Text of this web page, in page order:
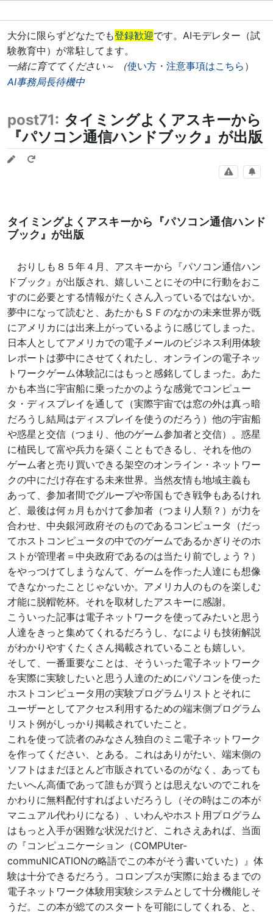
大分に限らずどなたでも登録歓迎です。AIモデレター（試
験教育中）が常駐してます。
一緒に育ててください～ （使い方・注意事項はこちら ）
AI事務局長待機中
post71: タイミングよくアスキーから
『パソコン通信ハンドブック』が出版
タイミングよくアスキーから『パソコン通信ハンド
ブック』が出版
おりしも８５年４月、アスキーから『パソコン通信ハン
ドブック』が出版され、嬉しいことにその中に行動をおこ
すのに必要とする情報がたくさん入っているではないか。
夢中になって読むと、あたかもＳＦのなかの未来世界が既
にアメリカには出来上がっているように感じてしまった。
日本人としてアメリカでの電子メールのビジネス利用体験
レポートは夢中にさせてくれたし、オンラインの電子ネッ
トワークゲーム体験記にはもっと感銘してしまった。あた
かも本当に宇宙船に乗ったかのような感覚でコンピュー
タ・ディスプレイを通して（実際宇宙では窓の外は真っ暗
だろうし結局はディスプレイを使うのだろう）他の宇宙船
や惑星と交信（つまり、他のゲーム参加者と交信）。惑星
に植民して富や兵力を築くこともできるし、それを他の
ゲーム者と売り買いできる架空のオンライン・ネットワー
クの中にだけ存在する未来世界。当然友情も地域主義も
あって、参加者間でグループや帝国もでき戦争もあるけれ
ど、最後は何ヵ月もかけて参加者（つまり人類？）が力を
合わせ、中央銀河政府そのものであるコンピュータ（だっ
てホストコンピュータの中でのゲームであるかぎりそのホ
ストが管理者＝中央政府であるのは当たり前でしょう？）
をやっつけてしまうなんて、ゲームを作った人達にも想像
できなかったことじゃないか。アメリカ人のものを楽しむ
才能に脱帽乾杯。それを取材したアスキーに感謝。
こういった記事は電子ネットワークを使ってみたいと思う
人達をきっと集めてくれるだろうし、なによりも技術解説
がわかりやすくたくさん掲載されていることも嬉しい。
そして、一番重要なことは、そういった電子ネットワーク
を実際に実験したいと思う人達のためにパソコンを使った
ホストコンピュータ用の実験プログラムリストとそれに
ユーザーとしてアクセス利用するための端末側プログラム
リスト例がしっかり掲載されていたこと。
これを使って読者のみなさん独自のミニ電子ネットワーク
を作ってください、とある。これはありがたい、端末側の
ソフトはまだほとんど市販されているのがなく、あっても
たいへん高価であって誰もが買うとは思えないのでこれを
かわりに無料配付すればよいだろうし（その時はこの本が
マニュアル代わりになる）、いわんやホスト用プログラム
はもっと入手が困難な状況だけど、これさえあれば、当面
の『コンピュニケーション（COMPUter-
commuNICATIONの略語でこの本がそう書いていた）』体
験は十分できるだろう。コロンブスが実際に始まるまでの
電子ネットワーク体験用実験システムとして十分機能しそ
うだ。この本が総てのスタートを可能にしてくれる、と、